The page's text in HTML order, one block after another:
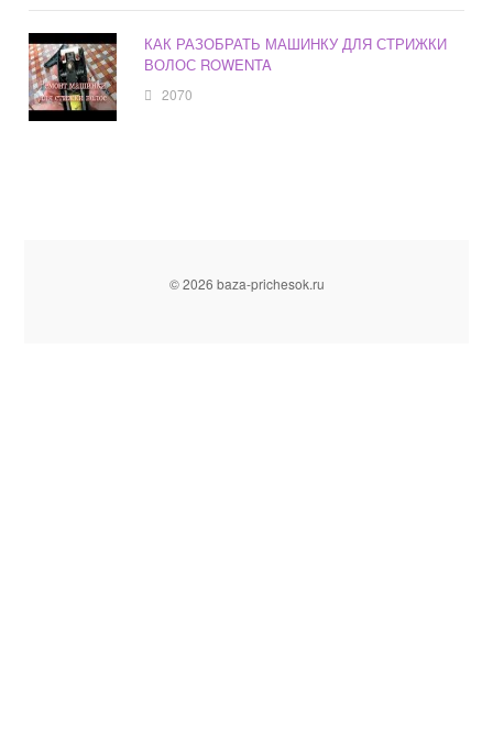
КАК РАЗОБРАТЬ МАШИНКУ ДЛЯ СТРИЖКИ
ВОЛОС ROWENTA
2070
© 2026 baza-prichesok.ru